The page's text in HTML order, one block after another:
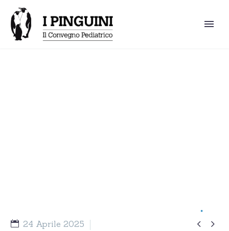
 
24 Aprile 2025